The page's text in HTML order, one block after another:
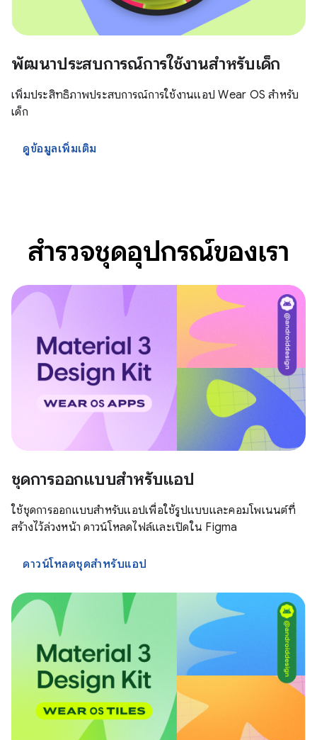
พัฒนาประสบการณ์การใช้งานสำหรับเด็ก
เพิ่มประสิทธิภาพประสบการณ์การใช้งานแอป Wear OS สำหรับ
เด็ก
ดูข้อมูลเพิ่มเติม
สำรวจชุดอุปกรณ์ของเรา
ชุดการออกแบบสำหรับแอป
ใช้ชุดการออกแบบสำหรับแอปเพื่อใช้รูปแบบและคอมโพเนนต์ที่
สร้างไว้ล่วงหน้า ดาวน์โหลดไฟล์และเปิดใน Figma
ดาวน์โหลดชุดสำหรับแอป